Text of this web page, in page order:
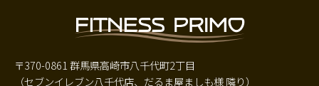
〒370-0861 群馬県高崎市八千代町2丁目
（セブンイレブン八千代店、だるま屋ましも様 隣り）